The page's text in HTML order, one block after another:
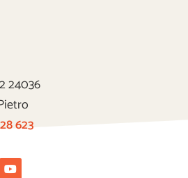
24036
623
Youtube